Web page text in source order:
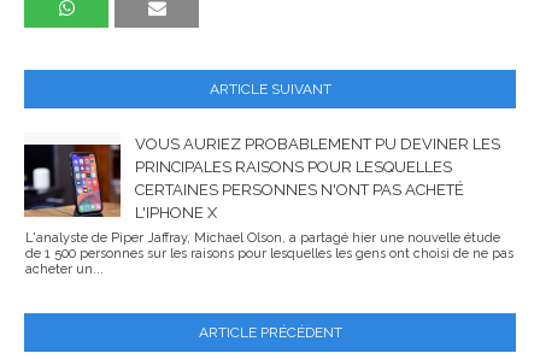
ARTICLE SUIVANT
VOUS AURIEZ PROBABLEMENT PU DEVINER LES
PRINCIPALES RAISONS POUR LESQUELLES
CERTAINES PERSONNES N'ONT PAS ACHETÉ
L'IPHONE X
L'analyste de Piper Jaffray, Michael Olson, a partagé hier une nouvelle étude
de 1 500 personnes sur les raisons pour lesquelles les gens ont choisi de ne pas
acheter un...
ARTICLE PRÉCÉDENT